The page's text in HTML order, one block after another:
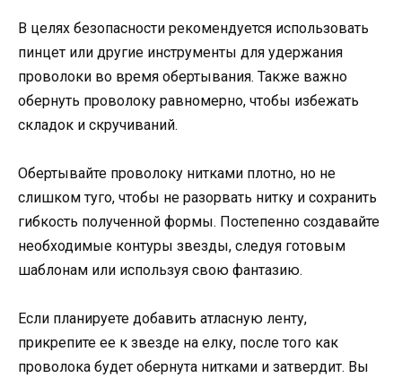
В целях безопасности рекомендуется использовать
пинцет или другие инструменты для удержания
проволоки во время обертывания. Также важно
обернуть проволоку равномерно, чтобы избежать
складок и скручиваний.
Обертывайте проволоку нитками плотно, но не
слишком туго, чтобы не разорвать нитку и сохранить
гибкость полученной формы. Постепенно создавайте
необходимые контуры звезды, следуя готовым
шаблонам или используя свою фантазию.
Если планируете добавить атласную ленту,
прикрепите ее к звезде на елку, после того как
проволока будет обернута нитками и затвердит. Вы